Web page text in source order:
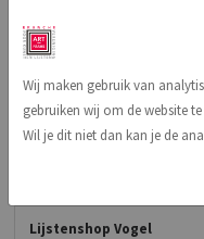
Lijstenshop Vogel
Wij maken gebruik van
gebruiken wij om de website
Wil je dit niet dan kan je de